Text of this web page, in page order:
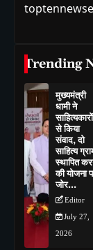
Trending
मुख्यमंत्री
धामी ने
साहित्यकारों
से किया
संवाद, दो
साहित्य
स्थापित
की योजना
जोर…
Editor
July 27,
2026